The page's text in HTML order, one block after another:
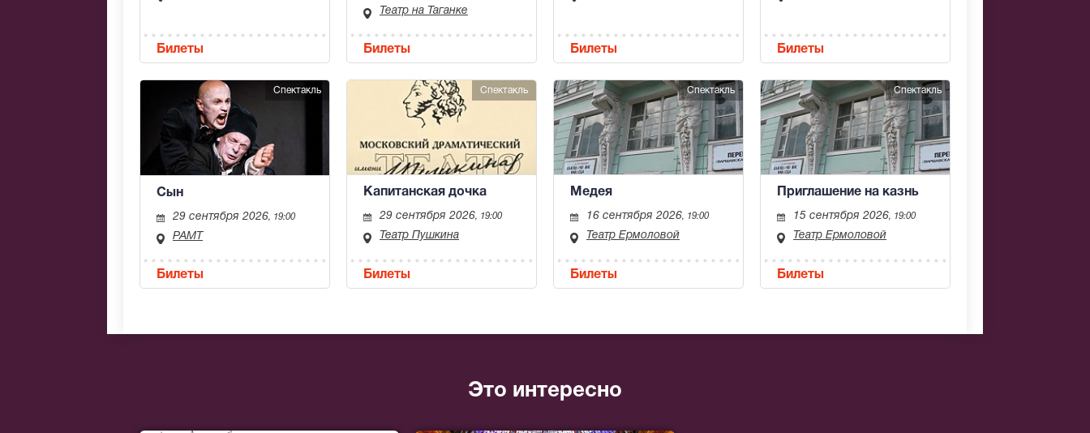
Билеты
Театр на Таганке
Билеты Билеты Билеты
Спектакль
Сын
29 сентября 2026, 19:00
РАМТ
Билеты
Спектакль
Капитанская дочка
29 сентября 2026, 19:00
Театр Пушкина
Билеты
Спектакль
Медея
16 сентября 2026, 19:00
Театр Ермоловой
Билеты
Спектакль
Приглашение на казнь
15 сентября 2026, 19:00
Театр Ермоловой
Билеты
Это интересно